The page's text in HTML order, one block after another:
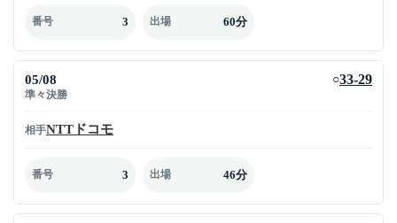
番号 3 出場 60分
05/08
準々決勝
○33-29
相手NTTドコモ
番号 3 出場 46分